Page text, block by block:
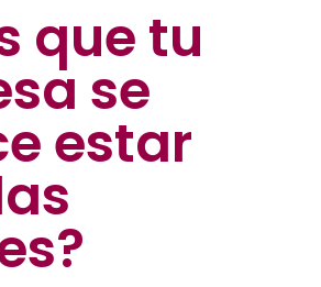
que tu
se
estar